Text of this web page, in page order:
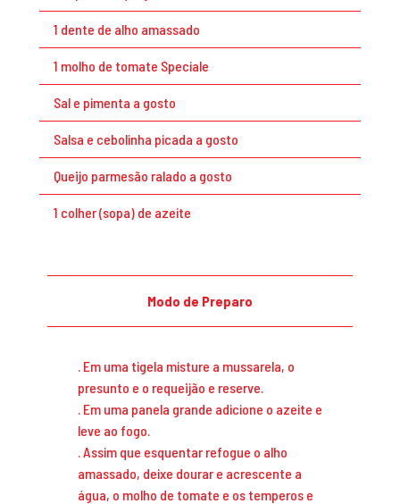
1 dente de alho amassado
1 molho de tomate Speciale
Sal e pimenta a gosto
Salsa e cebolinha picada a gosto
Queijo parmesão ralado a gosto
1 colher (sopa) de azeite
Modo de Preparo
. Em uma tigela misture a mussarela, o
presunto e o requeijão e reserve.
. Em uma panela grande adicione o azeite e
leve ao fogo.
. Assim que esquentar refogue o alho
amassado, deixe dourar e acrescente a
água, o molho de tomate e os temperos e